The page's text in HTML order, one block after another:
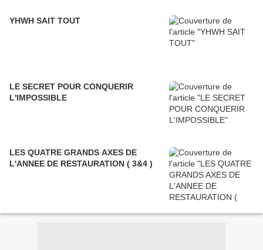
YHWH SAIT TOUT
LE SECRET POUR CONQUERIR
L'IMPOSSIBLE
LES QUATRE GRANDS AXES DE
L'ANNEE DE RESTAURATION ( 3&4 )